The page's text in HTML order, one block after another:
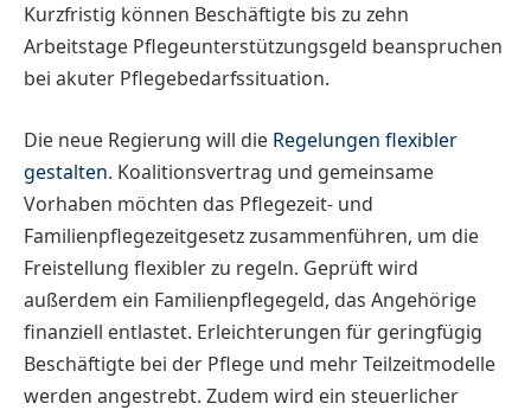
Kurzfristig können Beschäftigte bis zu zehn
Arbeitstage Pflegeunterstützungsgeld beanspruchen
bei akuter Pflegebedarfssituation.
Die neue Regierung will die Regelungen flexibler
gestalten. Koalitionsvertrag und gemeinsame
Vorhaben möchten das Pflegezeit- und
Familienpflegezeitgesetz zusammenführen, um die
Freistellung flexibler zu regeln. Geprüft wird
außerdem ein Familienpflegegeld, das Angehörige
finanziell entlastet. Erleichterungen für geringfügig
Beschäftigte bei der Pflege und mehr Teilzeitmodelle
werden angestrebt. Zudem wird ein steuerlicher